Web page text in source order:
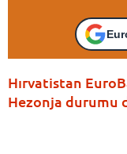
Hırvatistan
Hezonja durumu